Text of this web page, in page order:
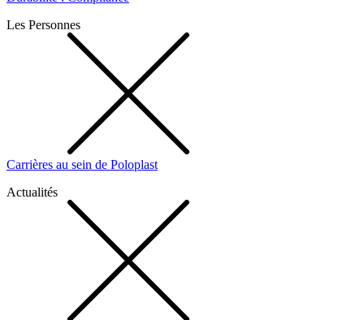
Les Personnes
Carrières au sein de Poloplast
Actualités